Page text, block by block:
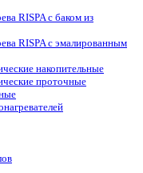
RISPA с баком из
RISPA с эмалированным
накопительные
проточные